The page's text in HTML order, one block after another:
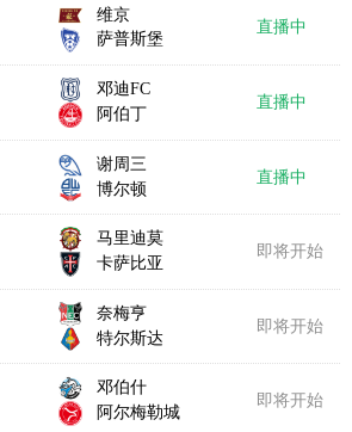
维京
萨普斯堡
直播中
邓迪FC
阿伯丁
直播中
谢周三
博尔顿
直播中
马里迪莫
卡萨比亚
即将开始
奈梅亨
特尔斯达
即将开始
邓伯什
阿尔梅勒城
即将开始